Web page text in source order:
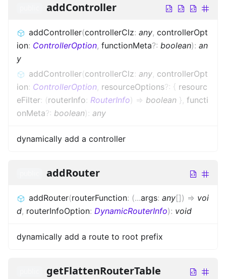
addController
addController(controllerClz: any, controllerOpt
ion: ControllerOption, functionMeta?: boolean): an
y
addController(controllerClz: any, controllerOpt
ion: ControllerOption, resourceOptions?: { resourc
eFilter: (routerInfo: RouterInfo) => boolean }, functi
onMeta?: boolean) : any
dynamically add a controller
addRouter
addRouter(routerFunction: (...args: any[]) => voi
d, routerInfoOption: DynamicRouterInfo): void
dynamically add a route to root prefix
getFlattenRouterTable